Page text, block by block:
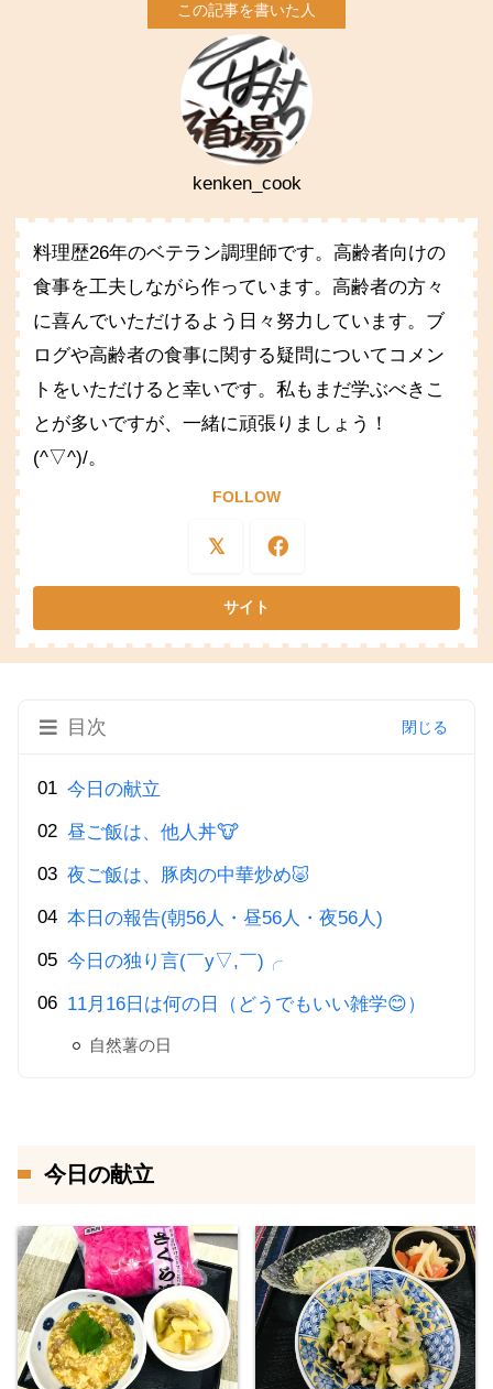
kenken_cook
料理歴26年のベテラン調理師です。高齢者向けの
食事を工夫しながら作っています。高齢者の方々
に喜んでいただけるよう日々努力しています。ブ
ログや高齢者の食事に関する疑問についてコメン
トをいただけると幸いです。私もまだ学ぶべきこ
とが多いですが、一緒に頑張りましょう！
(^▽^)/。
FOLLOW
目次
今日の献立
昼ご飯は、他人丼🐮
夜ご飯は、豚肉の中華炒め🐷
本日の報告(朝56人・昼56人・夜56人)
今日の独り言(￣y▽,￣)╭
11月16日は何の日（どうでもいい雑学😊）
自然薯の日
今日の献立